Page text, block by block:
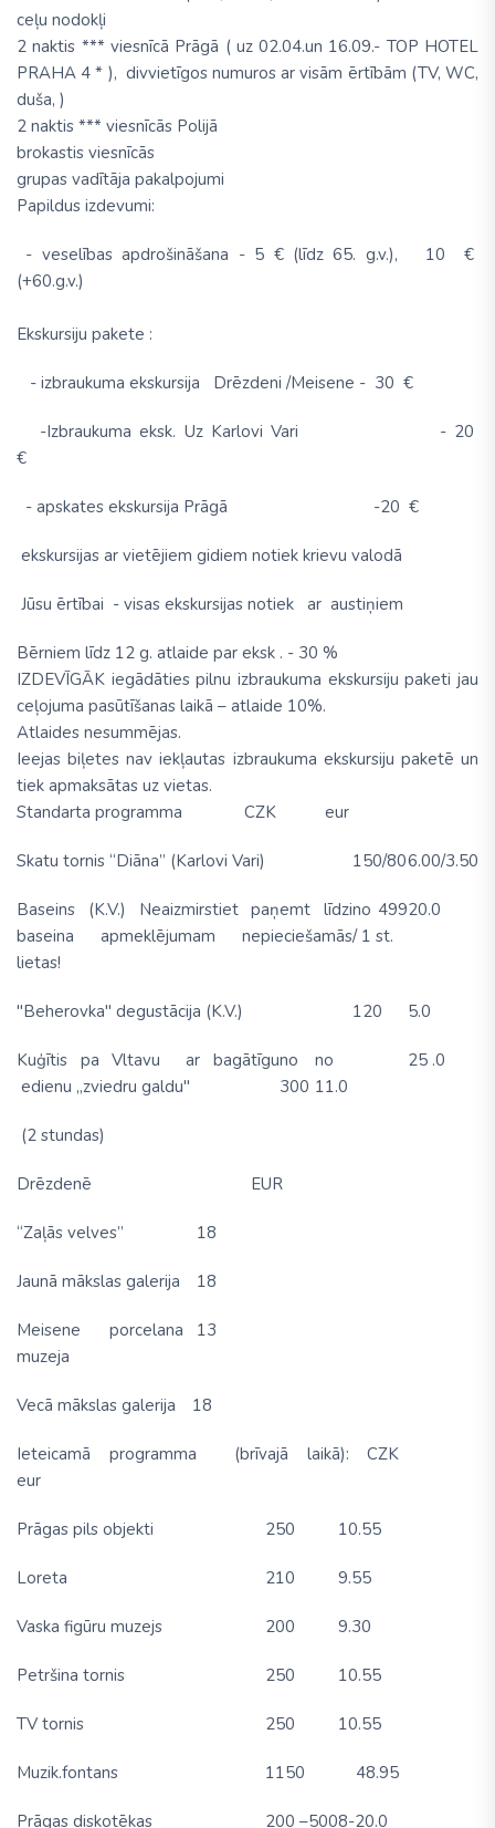
ceļu nodokļi
2 naktis *** viesnīcā Prāgā ( uz 02.04.un 16.09.- TOP HOTEL
PRAHA 4 * ), divvietīgos numuros ar visām ērtībām (TV, WC,
duša, )
2 naktis *** viesnīcās Polijā
brokastis viesnīcās
grupas vadītāja pakalpojumi
Papildus izdevumi:
- veselības apdrošināšana - 5 € (līdz 65. g.v.), 10 €
(+60.g.v.)
Ekskursiju pakete :
- izbraukuma ekskursija Drēzdeni /Meisene - 30 €
-Izbraukuma eksk. Uz Karlovi Vari - 20
€
- apskates ekskursija Prāgā -20 €
ekskursijas ar vietējiem gidiem notiek krievu valodā
Jūsu ērtībai - visas ekskursijas notiek ar austiņiem
Bērniem līdz 12 g. atlaide par eksk . - 30 %
IZDEVĪGĀK iegādāties pilnu izbraukuma ekskursiju paketi jau
ceļojuma pasūtīšanas laikā – atlaide 10%.
Atlaides nesummējas.
Ieejas biļetes nav iekļautas izbraukuma ekskursiju paketē un
tiek apmaksātas uz vietas.
Standarta programma CZK eur
Skatu tornis “Diāna” (Karlovi Vari) 150/806.00/3.50
Baseins (K.V.) Neaizmirstiet paņemt līdzi
baseina apmeklējumam nepieciešamās
lietas!
no 499
/ 1 st.
20.0
"Beherovka" degustācija (K.V.) 120 5.0
Kuģītis pa Vltavu ar bagātīgu
edienu „zviedru galdu"
(2 stundas)
no
300
no
11.0
25 .0
Drēzdenē EUR
“Zaļās velves” 18
Jaunā mākslas galerija 18
Meisene porcelana
muzeja
13
Vecā mākslas galerija 18
Ieteicamā programma (brīvajā laikā): CZK
eur
Prāgas pils objekti 250 10.55
Loreta 210 9.55
Vaska figūru muzejs 200 9.30
Petršina tornis 250 10.55
TV tornis 250 10.55
Muzik.fontans 1150 48.95
Prāgas diskotēkas 200 –5008-20.0